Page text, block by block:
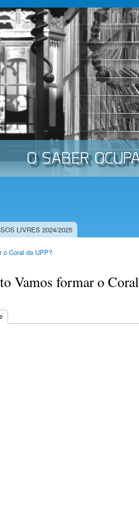
o
LIVRES 2024/2025
o Coral da UPP?
Vamos formar o Coral